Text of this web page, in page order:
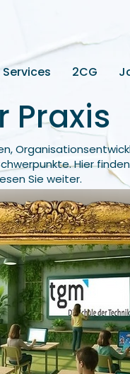
Services 2CG
Praxis
Hier
Sie weiter.